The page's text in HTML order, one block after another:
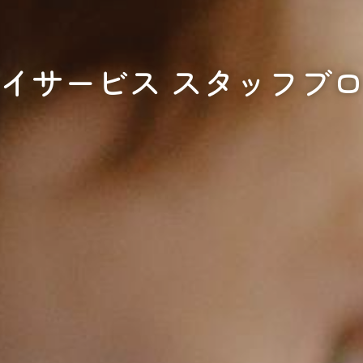
サービス スタッフブ